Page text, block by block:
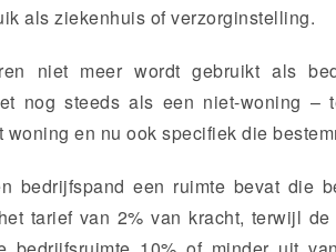
als ziekenhuis of verzorginstelling.
niet meer wordt gebruikt als
nog steeds als een niet-woning –
en nu ook specifiek die
bedrijfspand een ruimte bevat die
tarief van 2% van kracht, terwijl de